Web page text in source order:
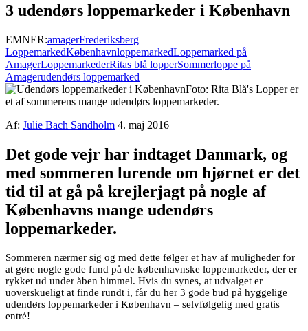
3 udendørs loppemarkeder i København
EMNER:amagerFrederiksberg
LoppemarkedKøbenhavnloppemarkedLoppemarked på
AmagerLoppemarkederRitas blå lopperSommerloppe på
Amagerudendørs loppemarked
Foto: Rita Blå's Lopper er
et af sommerens mange udendørs loppemarkeder.
Af: Julie Bach Sandholm 4. maj 2016
Det gode vejr har indtaget Danmark, og
med sommeren lurende om hjørnet er det
tid til at gå på krejlerjagt på nogle af
Københavns mange udendørs
loppemarkeder.
Sommeren nærmer sig og med dette følger et hav af muligheder for
at gøre nogle gode fund på de københavnske loppemarkeder, der er
rykket ud under åben himmel. Hvis du synes, at udvalget er
uoverskueligt at finde rundt i, får du her 3 gode bud på hyggelige
udendørs loppemarkeder i København – selvfølgelig med gratis
entré!